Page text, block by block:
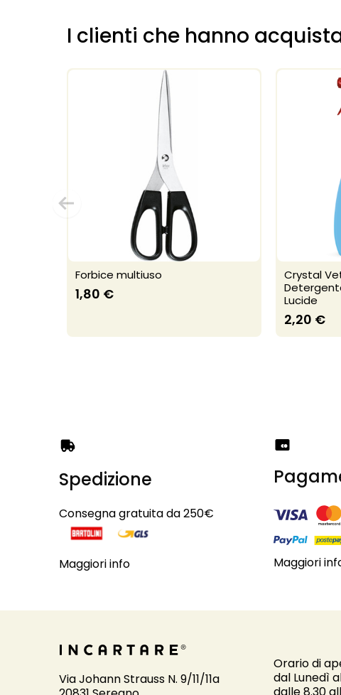
I clienti che hanno
Forbice multiuso
1,80 €
Crystal
Lucide
2,20 €
Spedizione
Consegna gratuita da 250€
Maggiori info Maggiori
Via Johann Strauss N. 9/11/11a
Orario di
dal Lunedì
dalle 8.30